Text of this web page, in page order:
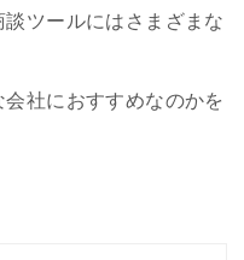
ツールにはさまざまな
社におすすめなのかを